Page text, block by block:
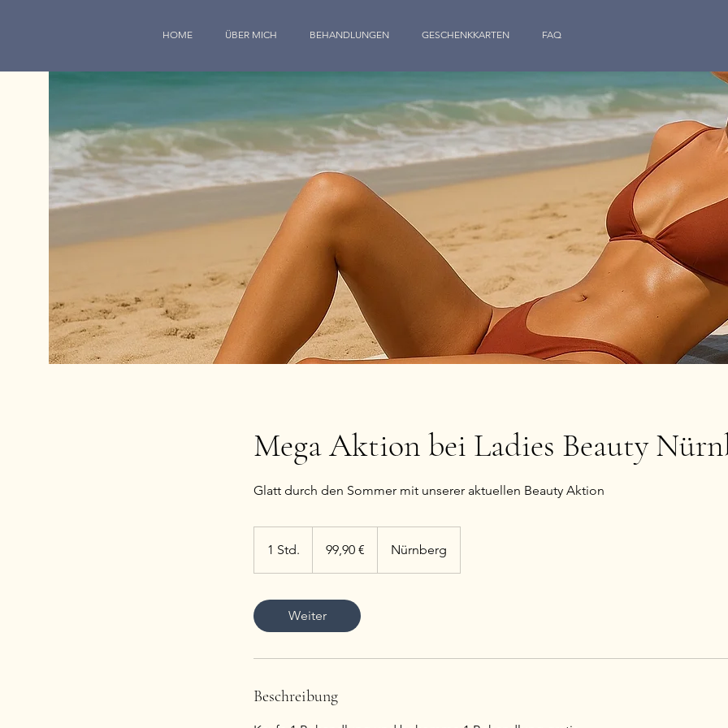
HOME ÜBER MICH BEHANDLUNGEN GESCHENKKARTEN FAQ
Mega Aktion bei Ladies Beauty
Glatt durch den Sommer mit unserer aktuellen Beauty Aktion
1 Std.
S
d
99,90 € Nürnberg
Weiter
Beschreibung